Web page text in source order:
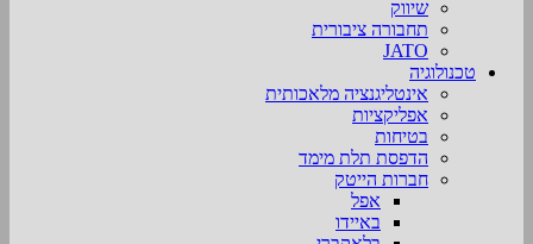
שיווק
תחבורה ציבורית
JATO
טכנולוגיה
אינטליגנציה מלאכותית
אפליקציות
בטיחות
הדפסת תלת מימד
חברות הייטק
אפל
באיידו